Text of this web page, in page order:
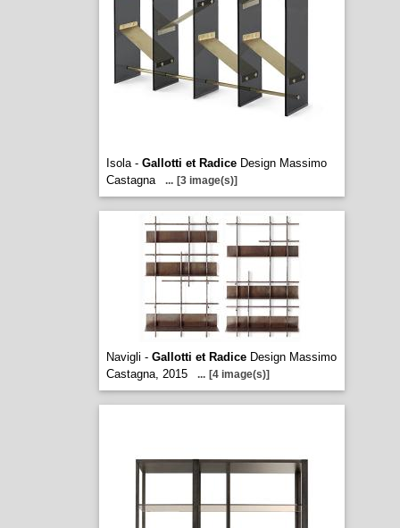
Isola - Gallotti et RadiceDesign Massimo
Castagna
... [3 image(s)]
Navigli - Gallotti et RadiceDesign Massimo
Castagna, 2015
... [4 image(s)]